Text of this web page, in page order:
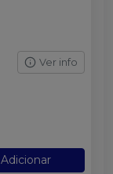
Ver info
Adicionar